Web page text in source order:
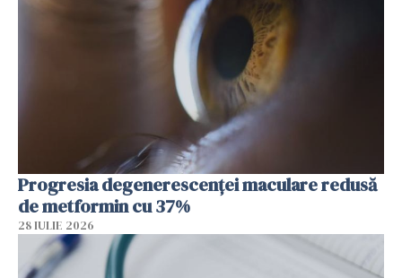
Progresia degenerescenței maculare redusă
de metformin cu 37%
28 IULIE 2026